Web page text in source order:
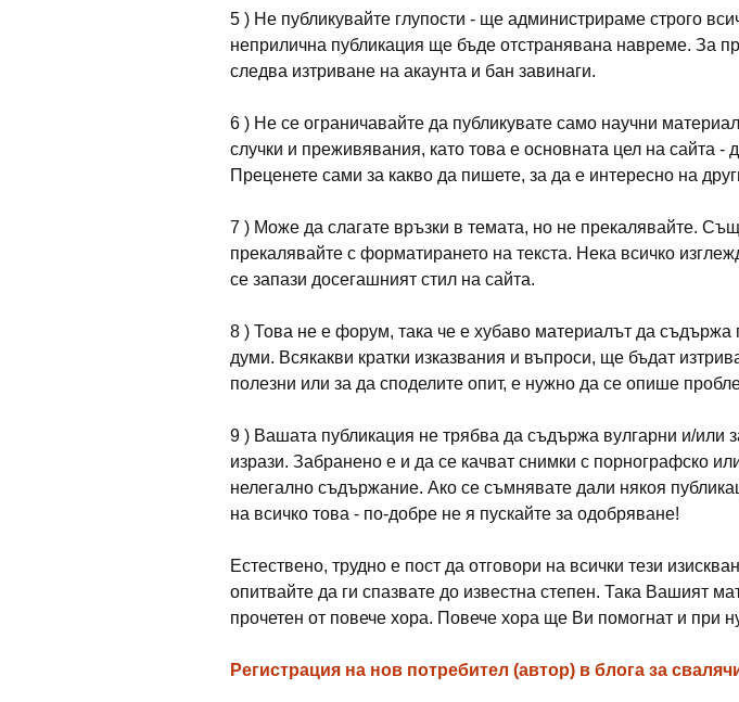
5 ) Не публикувайте глупости - ще администрираме строго
неприлична публикация ще бъде отстранявана навреме. За
следва изтриване на акаунта и бан завинаги.
6 ) Не се ограничавайте да публикувате само научни
случки и преживявания, като това е основната цел на сайта -
Преценете сами за какво да пишете, за да е интересно на
7 ) Може да слагате връзки в темата, но не прекалявайте.
прекалявайте с форматирането на текста. Нека всичко
се запази досегашният стил на сайта.
8 ) Това не е форум, така че е хубаво материалът да съдържа
думи. Всякакви кратки изказвания и въпроси, ще бъдат
полезни или за да споделите опит, е нужно да се опише
9 ) Вашата публикация не трябва да съдържа вулгарни и/или
изрази. Забранено е и да се качват снимки с порнографско
нелегално съдържание. Ако се съмнявате дали някоя
на всичко това - по-добре не я пускайте за одобряване!
Естествено, трудно е пост да отговори на всички тези
опитвайте да ги спазвате до известна степен. Така Вашият
прочетен от повече хора. Повече хора ще Ви помогнат и при
Регистрация на нов потребител (автор) в блога за